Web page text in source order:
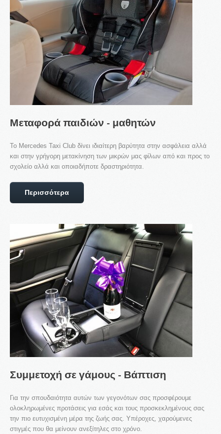
Μεταφοράπαιδιών - μαθητών
Το Mercedes Taxi Club δίνει ιδιαίτερη βαρύτητα στην ασφάλεια αλλά
και στην γρήγορη μετακίνηση των μικρών μας φίλων από και προς το
σχολείο αλλά και οποιαδήποτε δραστηριότητα.
Περισσότερα
Συμμετοχή σεγάμους - Βάπτιση
Για την σπουδαιότητα αυτών των γεγονότων σας προσφέρουμε
ολοκληρωμένες προτάσεις για εσάς και τους προσκεκλημένους σας
την πιο ευτυχισμένη μέρα της ζωής σας. Υπέροχες, χαρούμενες
στιγμές που θα μείνουν ανεξίτηλες στο χρόνο.